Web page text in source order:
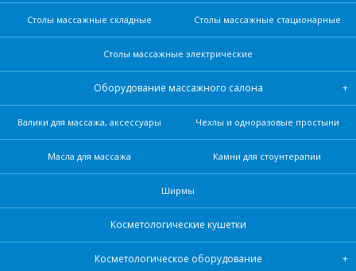
Столы массажные складные Столы массажные стационарные
Столы массажные электрические
Оборудование массажного салона
Валики для массажа, аксессуары Чехлы и одноразовые простыни
Масла для массажа Камни для стоунтерапии
Ширмы
Косметологические кушетки
Косметологическое оборудование